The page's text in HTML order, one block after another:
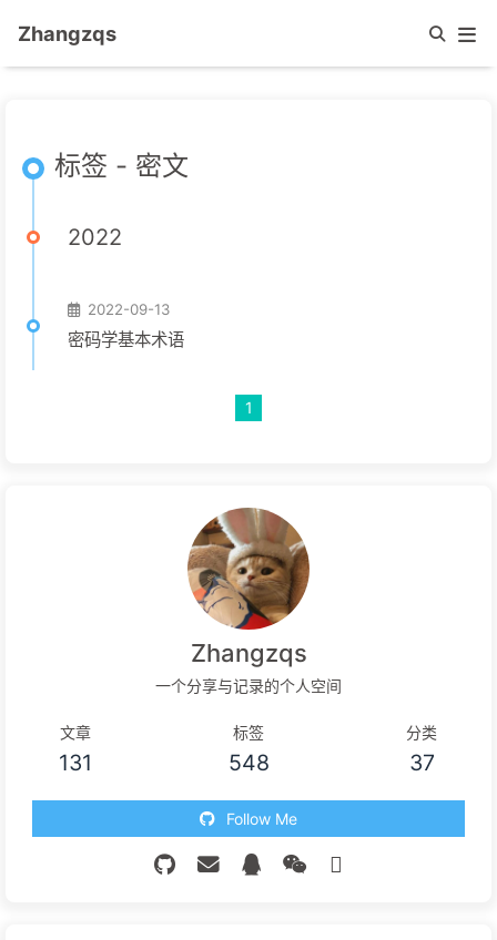
Zhangzqs
标签 - 密文
2022
2022-09-13
密码学基本术语
1
Zhangzqs
一个分享与记录的个人空间
文章
131
标签
548
分类
37
Follow Me